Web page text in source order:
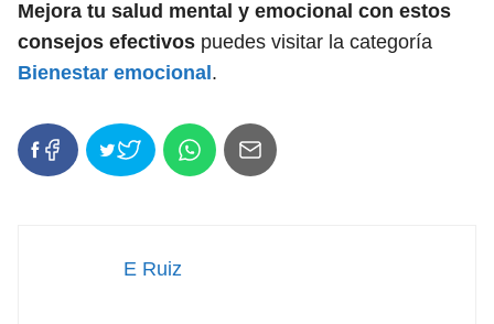
Mejora tu salud mental y emocional con estos
consejos efectivos puedes visitar la categoría
Bienestar emocional .
E Ruiz